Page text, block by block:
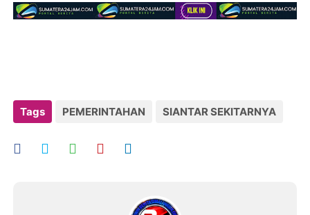
Tags PEMERINTAHAN SIANTAR SEKITARNYA